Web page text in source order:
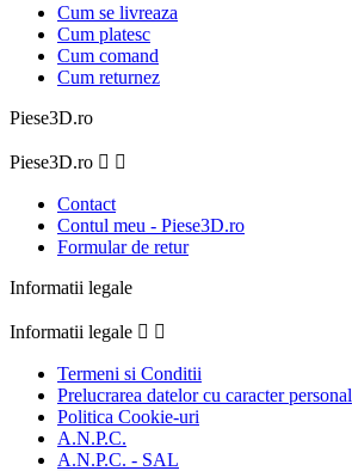
Cum se livreaza
Cum platesc
Cum comand
Cum returnez
Piese3D.ro
Piese3D.ro  
Contact
Contul meu - Piese3D.ro
Formular de retur
Informatii legale
Informatii legale  
Termeni si Conditii
Prelucrarea datelor cu caracter personal
Politica Cookie-uri
A.N.P.C.
A.N.P.C. - SAL